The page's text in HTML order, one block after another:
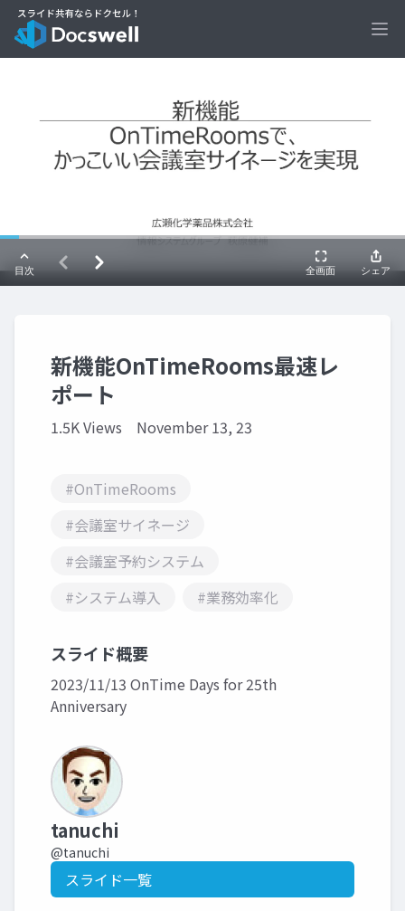
新機能OnTimeRooms最速レ
ポート
1.5K Views November 13, 23
#OnTimeRooms
#会議室サイネージ
#会議室予約システム
#システム導入
#業務効率化
スライド概要
2023/11/13 OnTime Days for 25th
Anniversary
tanuchi
@tanuchi
スライド一覧